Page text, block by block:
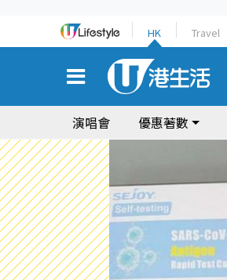
HK Travel
演唱會 優惠著數